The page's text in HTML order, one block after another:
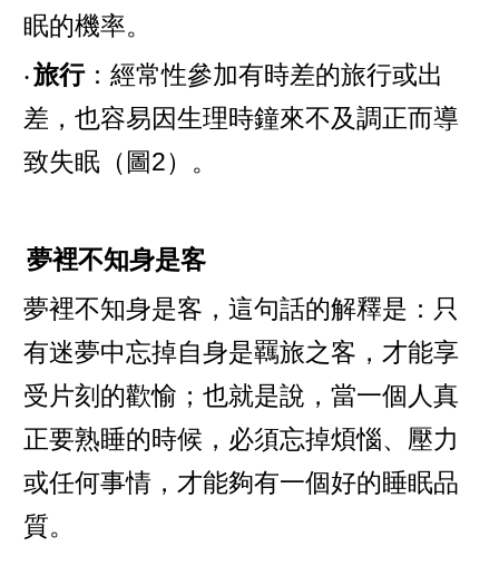
眠的機率。
‧旅行：經常性參加有時差的旅行或出
差，也容易因生理時鐘來不及調正而導
致失眠（圖2）。
夢裡不知身是客
夢裡不知身是客，這句話的解釋是：只
有迷夢中忘掉自身是羈旅之客，才能享
受片刻的歡愉；也就是說，當一個人真
正要熟睡的時候，必須忘掉煩惱、壓力
或任何事情，才能夠有一個好的睡眠品
質。